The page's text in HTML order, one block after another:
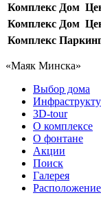
Комплекс Дом
Комплекс Дом
Комплекс
«Маяк Минска»
Выбор дома
3D-tour
О комплексе
О фонтане
Акции
Поиск
Галерея
Расположение